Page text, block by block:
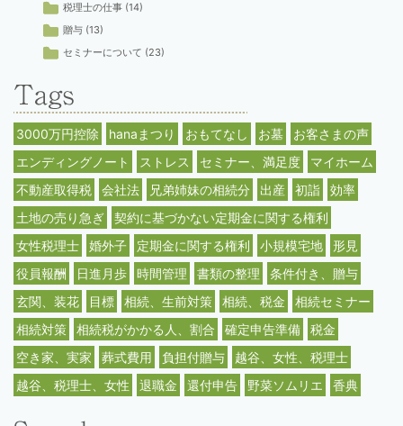
税理士の仕事 (14)
贈与 (13)
セミナーについて (23)
3000万円控除 hanaまつり おもてなし お墓
お客さまの声
エンディングノート
ストレス セミナー、満足度
マイホーム
不動産取得税
会社法 兄弟姉妹の相続分 出産 初詣
効率
土地の売り急ぎ
契約に基づかない定期金に関する権利
女性税理士
婚外子 定期金に関する権利 小規模宅地
形見
役員報酬
日進月歩 時間管理 書類の整理
条件付き、贈与
玄関、装花
目標 相続、生前対策 相続、税金
相続セミナー
相続対策
相続税がかかる人、割合 確定申告準備
税金
空き家、実家
葬式費用 負担付贈与
越谷、女性、税理士
越谷、税理士、女性
退職金 還付申告 野菜ソムリエ 香典